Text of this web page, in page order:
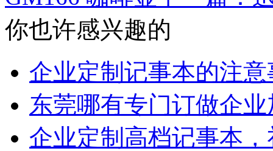
你也许感兴趣的
企业定制记事本的注
东莞哪有专门订做企
企业定制高档记事本